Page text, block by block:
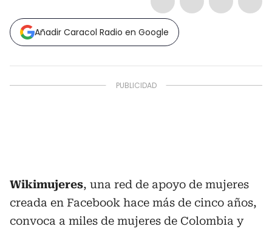
Añadir Caracol Radio en Google
Wikimujeres, una red de apoyo de mujeres
creada en Facebook hace más de cinco años,
convoca a miles de mujeres de Colombia y